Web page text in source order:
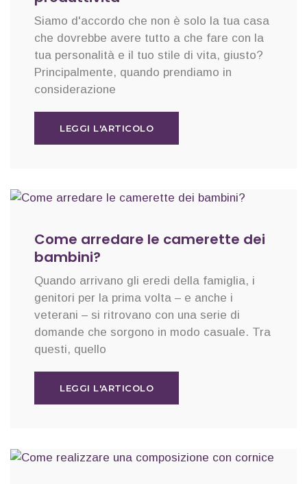
Siamo d'accordo che non è solo la tua casa
che dovrebbe avere tutto a che fare con la
tua personalità e il tuo stile di vita, giusto?
Principalmente, quando prendiamo in
considerazione
LEGGI L'ARTICOLO
Come arredare le camerette dei
bambini?
Quando arrivano gli eredi della famiglia, i
genitori per la prima volta – e anche i
veterani – si ritrovano con una serie di
domande che sorgono in modo casuale. Tra
questi, quello
LEGGI L'ARTICOLO